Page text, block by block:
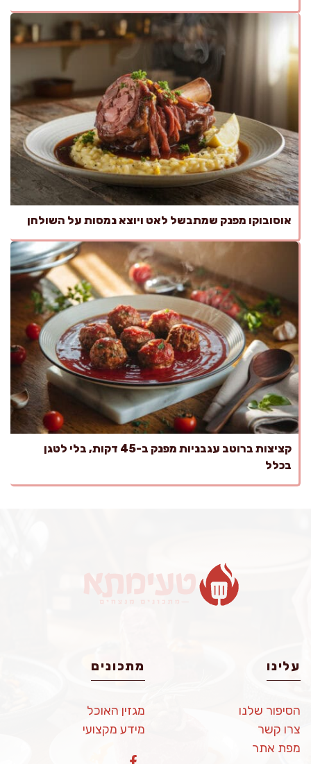
אוסובוקו מפנק שמתבשל לאט ויוצא נמסות על השולחן
קציצות ברוטב עגבניות מפנק ב-45 דקות, בלי לטגן
בכלל
עלינו
הסיפור שלנו
צרו קשר
מפת אתר
מתכונים
מגזין האוכל
מידע מקצועי